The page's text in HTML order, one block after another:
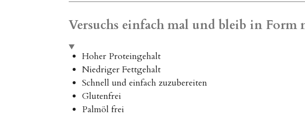
Versuchs einfach mal und bleib in Form
Hoher Proteingehalt
Niedriger Fettgehalt
Schnell und einfach zuzubereiten
Glutenfrei
Palmöl frei